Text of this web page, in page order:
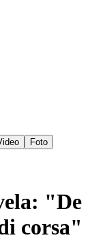
Foto
"De
corsa"